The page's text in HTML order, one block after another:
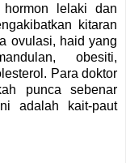
lelaki dan
kitaran
ovulasi, haid yang
obesiti,
Para doktor
punca sebenar
adalah kait-paut